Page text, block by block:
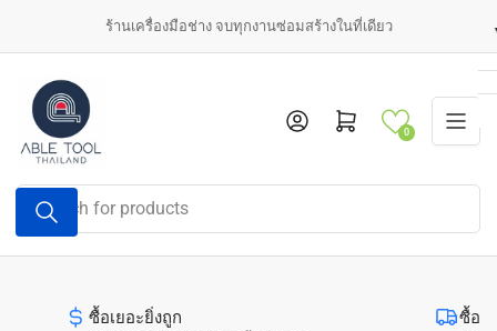
content
ร้านเครื่องมือช่าง จบทุกงานซ่อมสร้างในที่เดียว
Search
for
products
Log in Open mini cart
0
ซื้อค
ซื้อเยอะยิ่งถูก